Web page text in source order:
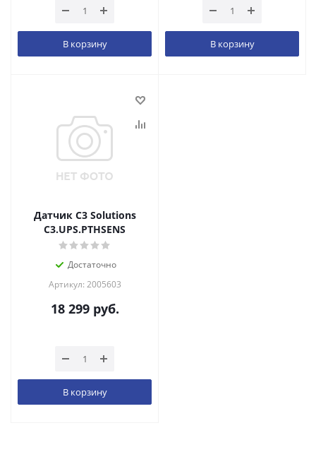
В корзину В корзину
Датчик C3 Solutions
C3.UPS.PTHSENS
Достаточно
Артикул: 2005603
18 299руб.
В корзину